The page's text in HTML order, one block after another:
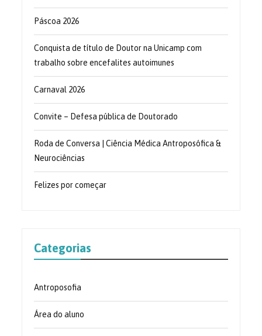
Páscoa 2026
Conquista de título de Doutor na Unicamp com
trabalho sobre encefalites autoimunes
Carnaval 2026
Convite – Defesa pública de Doutorado
Roda de Conversa | Ciência Médica Antroposófica &
Neurociências
Felizes por começar
Categorias
Antroposofia
Área do aluno